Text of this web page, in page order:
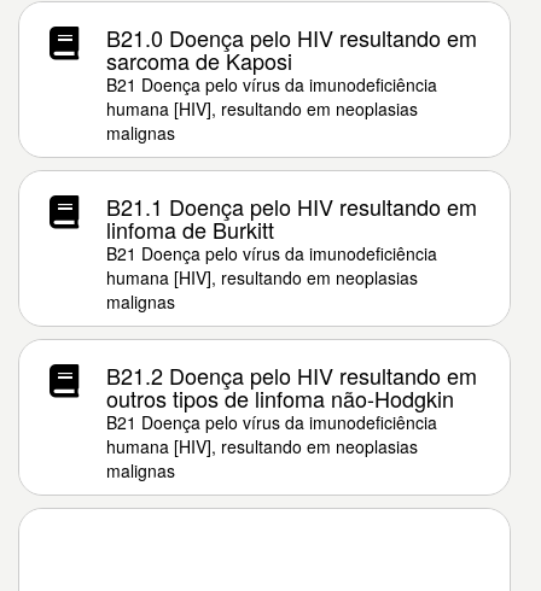
B21.0 Doença pelo HIV resultando em
sarcoma de Kaposi
B21 Doença pelo vírus da imunodeficiência
humana [HIV], resultando em neoplasias
malignas
B21.1 Doença pelo HIV resultando em
linfoma de Burkitt
B21 Doença pelo vírus da imunodeficiência
humana [HIV], resultando em neoplasias
malignas
B21.2 Doença pelo HIV resultando em
outros tipos de linfoma não-Hodgkin
B21 Doença pelo vírus da imunodeficiência
humana [HIV], resultando em neoplasias
malignas